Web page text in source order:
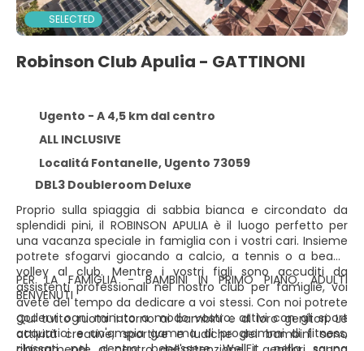
SELECTED
Robinson Club Apulia - GATTINONI
Ugento - A 4,5 km dal centro
ALL INCLUSIVE
Localitá Fontanelle, Ugento 73059
DBL3 Doubleroom Deluxe
Proprio sulla spiaggia di sabbia bianca e circondato da
splendidi pini, il ROBINSON APULIA è il luogo perfetto per
una vacanza speciale in famiglia con i vostri cari. Insieme
potrete sfogarvi giocando a calcio, a tennis o a beach
volley al club. Mentre i vostri figli sono accuditi da
assistenti professionali nel nostro club per famiglie, voi
avete del tempo da dedicare a voi stessi. Con noi potrete
godervi ogni minuto a modo vostro: attivi con gli sport
acquatici e un'ampia gamma di programmi di fitness,
PER LA FAMIGLIA - BAMBINI IN PRIMO PIANO, ADULTI
BENVENUTI
Qui tutto ruota intorno ai bambini e ai loro genitori. Le
attività creative, sportive e ludiche dei bambini sono